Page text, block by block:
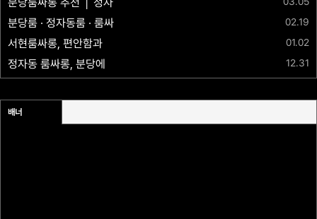
02.19
01.02
12.31
배너